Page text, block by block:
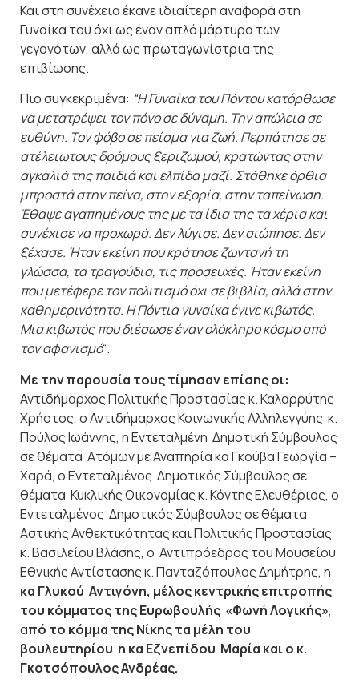
Και στη συνέχεια έκανε ιδιαίτερη αναφορά στη
Γυναίκα του όχι ως έναν απλό μάρτυρα των
γεγονότων, αλλά ως πρωταγωνίστρια της
επιβίωσης.
Πιο συγκεκριμένα: “Η Γυναίκα του Πόντου κατόρθωσε
να μετατρέψει τον πόνο σε δύναμη. Την απώλεια σε
ευθύνη. Τον φόβο σε πείσμα για ζωή. Περπάτησε σε
ατέλειωτους δρόμους ξεριζωμού, κρατώντας στην
αγκαλιά της παιδιά και ελπίδα μαζί. Στάθηκε όρθια
μπροστά στην πείνα, στην εξορία, στην ταπείνωση.
Έθαψε αγαπημένους της με τα ίδια της τα χέρια και
συνέχισε να προχωρά. Δεν λύγισε. Δεν σιώπησε. Δεν
ξέχασε. Ήταν εκείνη που κράτησε ζωντανή τη
γλώσσα, τα τραγούδια, τις προσευχές. Ήταν εκείνη
που μετέφερε τον πολιτισμό όχι σε βιβλία, αλλά στην
καθημερινότητα. Η Πόντια γυναίκα έγινε κιβωτός.
Μια κιβωτός που διέσωσε έναν ολόκληρο κόσμο από
τον αφανισμό“.
Με την παρουσία τους τίμησαν επίσης οι:
Αντιδήμαρχος Πολιτικής Προστασίας κ. Καλαρρύτης
Χρήστος, ο Αντιδήμαρχος Κοινωνικής Αλληλεγγύης κ.
Πούλος Ιωάννης, η Εντεταλμένη Δημοτική Σύμβουλος
σε θέματα Ατόμων με Αναπηρία κα Γκούβα Γεωργία –
Χαρά, ο Εντεταλμένος Δημοτικός Σύμβουλος σε
θέματα Κυκλικής Οικονομίας κ. Κόντης Ελευθέριος, ο
Εντεταλμένος Δημοτικός Σύμβουλος σε θέματα
Αστικής Ανθεκτικότητας και Πολιτικής Προστασίας
κ. Βασιλείου Βλάσης, ο Αντιπρόεδρος του Μουσείου
Εθνικής Αντίστασης κ. Πανταζόπουλος Δημήτρης, η
κα Γλυκού Αντιγόνη, μέλος κεντρικής επιτροπής
του κόμματος της Ευρωβουλής «Φωνή Λογικής»,
από το κόμμα της Νίκης τα μέλη του
βουλευτηρίου η κα Εζνεπίδου Μαρία και ο κ.
Γκοτσόπουλος Ανδρέας.